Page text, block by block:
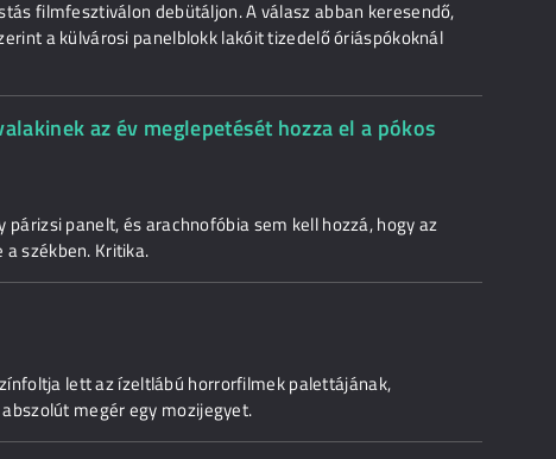
filmfesztiválon debütáljon. A válasz abban keresendő,
a külvárosi panelblokk lakóit tizedelő óriáspókoknál
az év meglepetését hozza el a pókos
panelt, és arachnofóbia sem kell hozzá, hogy az
székben. Kritika.
lett az ízeltlábú horrorfilmek palettájának,
megér egy mozijegyet.